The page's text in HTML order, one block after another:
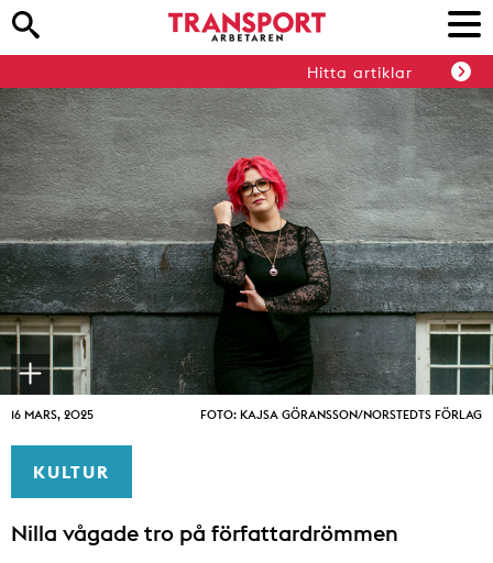
Hitta artiklar
16 MARS, 2025 FOTO: KAJSA GÖRANSSON/NORSTEDTS FÖRLAG
KULTUR
Nilla vågade tro på författardrömmen